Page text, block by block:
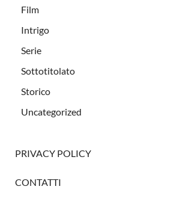
Film
Intrigo
Serie
Sottotitolato
Storico
Uncategorized
PRIVACY POLICY
CONTATTI